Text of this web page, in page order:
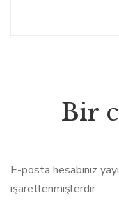
Bir
E-posta hesabınız
işaretlenmişlerdir